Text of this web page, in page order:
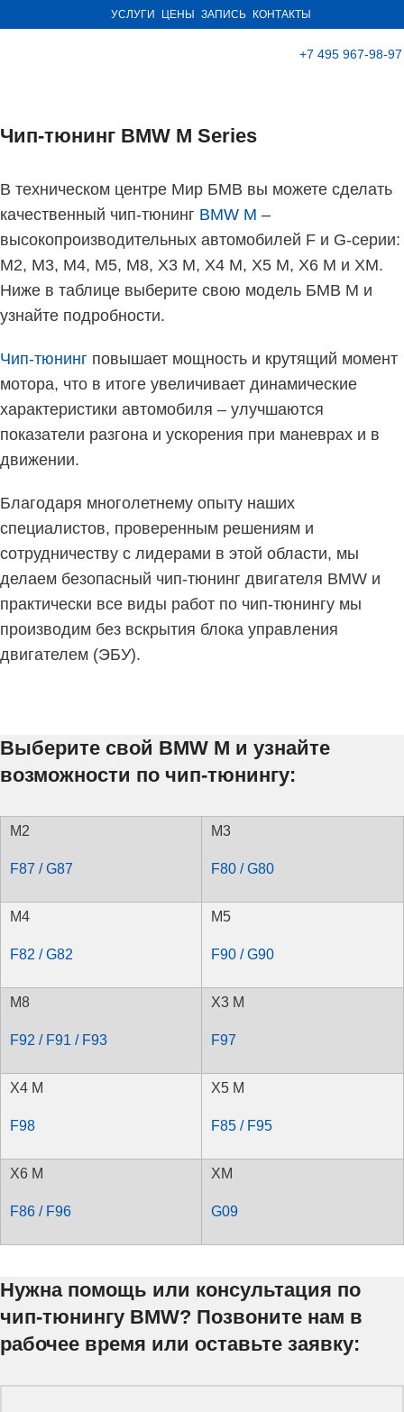
УСЛУГИ ЦЕНЫ ЗАПИСЬ КОНТАКТЫ
+7 495 967-98-97
Чип-тюнинг BMW M Series
В техническом центре Мир БМВ вы можете сделать
качественный чип-тюнинг BMW M –
высокопроизводительных автомобилей F и G-серии:
M2, M3, M4, M5, M8, X3 M, X4 M, X5 M, X6 M и XM.
Ниже в таблице выберите свою модель БМВ М и
узнайте подробности.
Чип-тюнинг повышает мощность и крутящий момент
мотора, что в итоге увеличивает динамические
характеристики автомобиля – улучшаются
показатели разгона и ускорения при маневрах и в
движении.
Благодаря многолетнему опыту наших
специалистов, проверенным решениям и
сотрудничеству с лидерами в этой области, мы
делаем безопасный чип-тюнинг двигателя BMW и
практически все виды работ по чип-тюнингу мы
производим без вскрытия блока управления
двигателем (ЭБУ).
Выберите свой BMW M и узнайте
возможности по чип-тюнингу:
M2
F87 / G87
M3
F80 / G80
M4
F82 / G82
M5
F90 / G90
M8
F92 / F91 / F93
X3 M
F97
X4 M
F98
X5 M
F85 / F95
X6 M
F86 / F96
XM
G09
Нужна помощь или консультация по
чип-тюнингу BMW? Позвоните нам в
рабочее время или оставьте заявку: